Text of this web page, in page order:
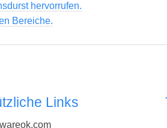
hervorrufen.
Bereiche.
Links